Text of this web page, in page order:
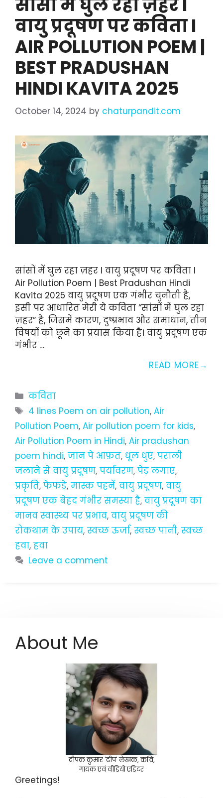
वायु प्रदूषण पर कविता I
AIR POLLUTION POEM |
BEST PRADUSHAN
HINDI KAVITA 2025
October 14, 2024 by chaturpandit.com
सांसों में घुल रहा ज़हर I वायु प्रदूषण पर कविता I
Air Pollution Poem | Best Pradushan Hindi
Kavita 2025 वायु प्रदूषण एक गंभीर चुनौती है,
इसी पर आधारित मेरी ये कविता “सांसों में घुल रहा
ज़हर” है, जिसमें कारण, दुष्प्रभाव और समाधान, तीन
विषयों को छूने का प्रयास किया है। वायु प्रदूषण एक
गंभीर …
READ MORE
Categories
कविता
Tags
4 lines Poem on air pollution,Air
Pollution Poem, Air pollution poem for kids,
Air Pollution Poem in Hindi, Air pradushan
poem hindi, जान पे आफ़त, धूल धुएं, पराली
जलाने से वायु प्रदूषण, पर्यावरण, पेड़ लगाएं,
प्रकृति, फेफड़े, मास्क पहनें, वायु प्रदूषण, वायु
प्रदूषण एक बेहद गंभीर समस्या है, वायु प्रदूषण का
मानव स्वास्थ्य पर प्रभाव, वायु प्रदूषण की
रोकथाम के उपाय, स्वच्छ ऊर्जा, स्वच्छ पानी, स्वच्छ
हवा, हवा
Leave a comment
About Me
दीपक कुमार 'दीप' लेखक, कवि,
गायक एवं वीडियो एडिटर
Greetings!